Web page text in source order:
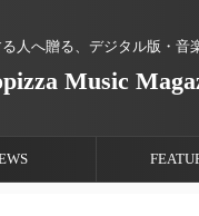
人へ贈る、デジタル版・音
Music